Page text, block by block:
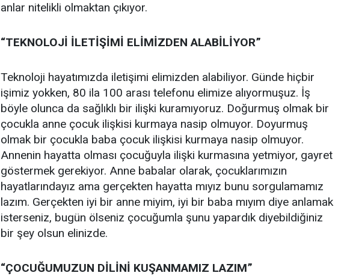
anlar nitelikli olmaktan çıkıyor.
“TEKNOLOJİ İLETİŞİMİ ELİMİZDEN ALABİLİYOR”
Teknoloji hayatımızda iletişimi elimizden alabiliyor. Günde hiçbir
işimiz yokken, 80 ila 100 arası telefonu elimize alıyormuşuz. İş
böyle olunca da sağlıklı bir ilişki kuramıyoruz. Doğurmuş olmak bir
çocukla anne çocuk ilişkisi kurmaya nasip olmuyor. Doyurmuş
olmak bir çocukla baba çocuk ilişkisi kurmaya nasip olmuyor.
Annenin hayatta olması çocuğuyla ilişki kurmasına yetmiyor, gayret
göstermek gerekiyor. Anne babalar olarak, çocuklarımızın
hayatlarındayız ama gerçekten hayatta mıyız bunu sorgulamamız
lazım. Gerçekten iyi bir anne miyim, iyi bir baba mıyım diye anlamak
isterseniz, bugün ölseniz çocuğumla şunu yapardık diyebildiğiniz
bir şey olsun elinizde.
“ÇOCUĞUMUZUN DİLİNİ KUŞANMAMIZ LAZIM”